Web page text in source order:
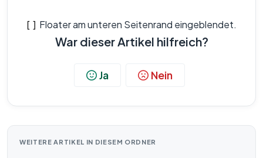
[ ] Floater am unteren Seitenrand eingeblendet.
War dieser Artikel hilfreich?
Nein
Ja
WEITERE ARTIKEL IN DIESEM ORDNER